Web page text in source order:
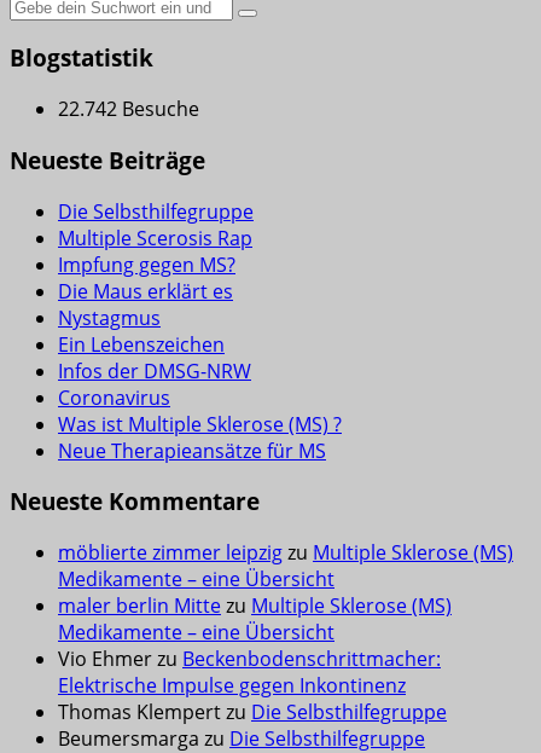
Blogstatistik
22.742 Besuche
Neueste Beiträge
Die Selbsthilfegruppe
Multiple Scerosis Rap
Impfung gegen MS?
Die Maus erklärt es
Nystagmus
Ein Lebenszeichen
Infos der DMSG-NRW
Coronavirus
Was ist Multiple Sklerose (MS) ?
Neue Therapieansätze für MS
Neueste Kommentare
möblierte zimmer leipzigzu Multiple Sklerose (MS)
Medikamente – eine Übersicht
maler berlin Mittezu Multiple Sklerose (MS)
Medikamente – eine Übersicht
Vio Ehmerzu Beckenbodenschrittmacher:
Elektrische Impulse gegen Inkontinenz
Thomas Klempertzu Die Selbsthilfegruppe
Beumersmarga zu Die Selbsthilfegruppe